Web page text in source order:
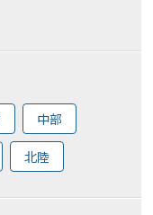
中部
北陸